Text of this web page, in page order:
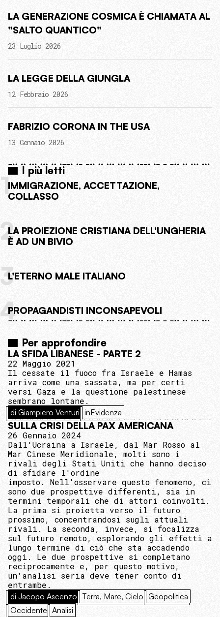
LA GENERAZIONE COSMICA È CHIAMATA AL
"SALTO QUANTICO"
23 Luglio 2026
LA LEGGE DELLA GIUNGLA
12 Febbraio 2026
FABRIZIO CORONA IN THE USA
13 Gennaio 2026
I più letti
1IMMIGRAZIONE, ACCETTAZIONE,
COLLASSO
2LA PROIEZIONE CRISTIANA DELL'UNGHERIA
È AD UN BIVIO
3L'ETERNO MALE ITALIANO
4PROPAGANDISTI INCONSAPEVOLI
Per approfondire
LA SFIDA LIBANESE - PARTE 2
22 Maggio 2021
Il cessate il fuoco fra Israele e Hamas
arriva come una sassata, ma per certi
versi Gaza e la questione palestinese
sembrano lontane.
di Giampiero Venturi inEvidenza
SULLA CRISI DELLA PAX AMERICANA
26 Gennaio 2024
Dall'Ucraina a Israele, dal Mar Rosso al
Mar Cinese Meridionale, molti sono i
rivali degli Stati Uniti che hanno deciso
di sfidare l'ordine
imposto. Nell'osservare questo fenomeno, ci
sono due prospettive differenti, sia in
termini temporali che di attori coinvolti.
La prima si proietta verso il futuro
prossimo, concentrandosi sugli attuali
rivali. La seconda, invece, si focalizza
sul futuro remoto, esplorando gli effetti a
lungo termine di ciò che sta accadendo
oggi. Le due prospettive si completano
reciprocamente e, per questo motivo,
un'analisi seria deve tener conto di
entrambe.
di Jacopo Ascenzo Terra, Mare, Cielo Geopolitica
Occidente Analisi